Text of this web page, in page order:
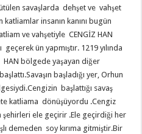
savaşlarda dehşet ve vahşet
katliamlar insanın kanını bugün
ve vahşetiyle CENGİZ HAN
ün yapmıştır. 1219 yılında
HAN bölgede yaşayan diğer
başladığı yer, Orhun
başlattığı savaş
katliama dönüşüyordu .Cengiz
şehirleri ele geçirir .Ele geçirdiği her
demeden soy kırıma gitmiştir.Bir